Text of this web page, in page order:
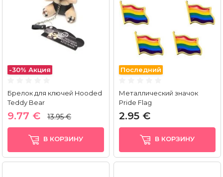
-30% Акция
Брелок для ключей Hooded
Teddy Bear
9.77 € 13.95 €
В КОРЗИНУ
Последний
Металлический значок
Pride Flag
2.95 €
В КОРЗИНУ